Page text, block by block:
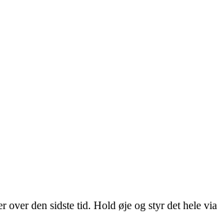
over den sidste tid. Hold øje og styr det hele via